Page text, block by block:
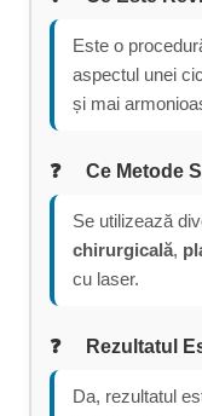
Este o
aspectul unei
și mai
Ce Metode
Se utilizează
chirurgicală,
cu laser.
Rezultatul
Da, rezultatul